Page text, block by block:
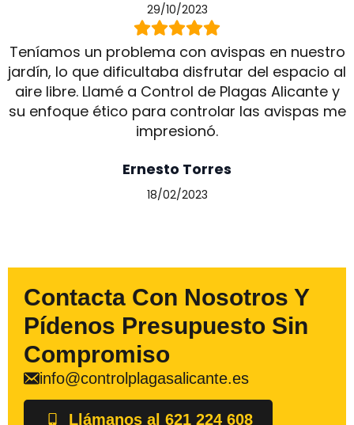
29/10/2023
Teníamos un problema con avispas en nuestro
jardín, lo que dificultaba disfrutar del espacio al
aire libre. Llamé a Control de Plagas Alicante y
su enfoque ético para controlar las avispas me
impresionó.
Ernesto Torres
18/02/2023
Contacta Con Nosotros Y
Pídenos Presupuesto Sin
Compromiso
info@controlplagasalicante.es
Llámanos al 621 224 608